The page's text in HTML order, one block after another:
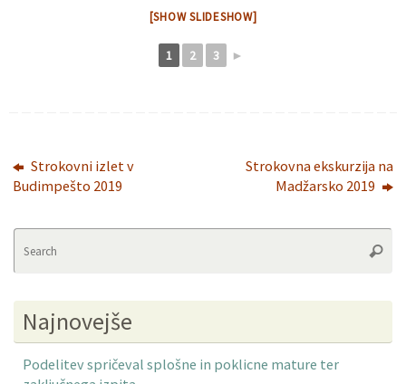
[SHOW SLIDESHOW]
1 2 3 ►
Strokovni izlet v
Budimpešto 2019
Strokovna ekskurzija na
Madžarsko 2019
Najnovejše
Podelitev spričeval splošne in poklicne mature ter